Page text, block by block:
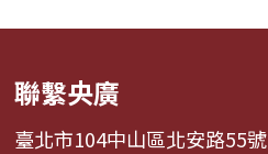
聯繫央廣
臺北市104中山區北安路55號